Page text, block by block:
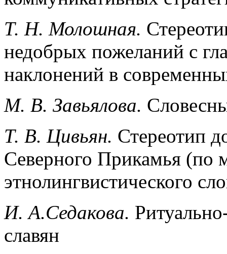
Т. Н. Молошная.
недобрых пожеланий с
наклонений в
М. В. Завьялова.
Т. В. Цивьян. Стереотип
Северного Прикамья (по
этнолингвистического
И. А.Седакова.
славян